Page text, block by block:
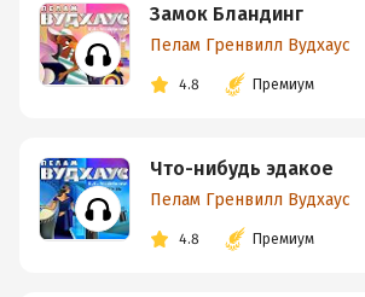
Замок Бландинг
Пелам Гренвилл Вудхаус
4.8 Премиум
Что-нибудь эдакое
Пелам Гренвилл Вудхаус
4.8 Премиум